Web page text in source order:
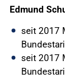
Edmund
seit 2017
seit 2017